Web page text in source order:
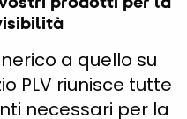
a quello su
PLV riunisce tutte
necessari per la